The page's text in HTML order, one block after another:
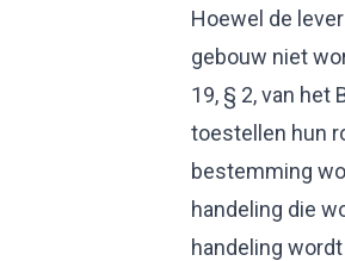
Hoewel de
gebouw niet
19, § 2, van het
toestellen hun
bestemming
handeling die
handeling